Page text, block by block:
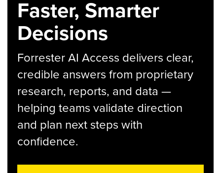
Faster, Smarter
Decisions
Forrester AI Access delivers clear,
credible answers from proprietary
research, reports, and data —
helping teams validate direction
and plan next steps with
confidence.